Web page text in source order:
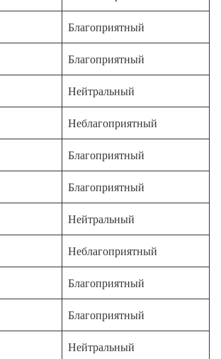
Благоприятный
Благоприятный
Нейтральный
Неблагоприятный
Благоприятный
Благоприятный
Нейтральный
Неблагоприятный
Благоприятный
Благоприятный
Нейтральный